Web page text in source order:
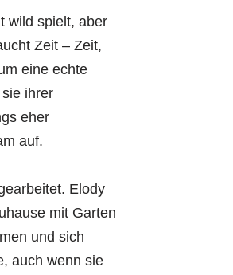
wild spielt, aber
Zeit – Zeit,
eine echte
ihrer
eher
auf.
Elody
mit Garten
und sich
auch wenn sie